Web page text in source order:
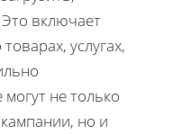
включает
услугах,
не только
но и